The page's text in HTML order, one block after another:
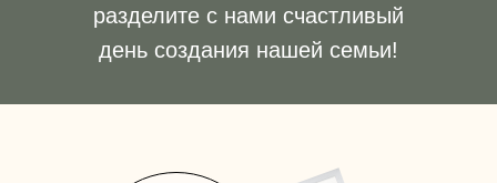
разделите с нами счастливый
день создания нашей семьи!